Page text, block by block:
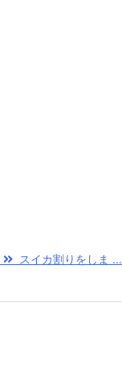
スイカ割りをしま ...